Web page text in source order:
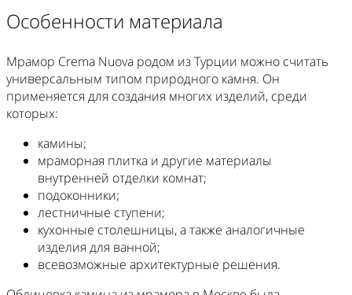
Особенности материала
Мрамор Crema Nuova родом из Турции можно считать
универсальным типом природного камня. Он
применяется для создания многих изделий, среди
которых:
камины;
мраморная плитка и другие материалы
внутренней отделки комнат;
подоконники;
лестничные ступени;
кухонные столешницы, а также аналогичные
изделия для ванной;
всевозможные архитектурные решения.